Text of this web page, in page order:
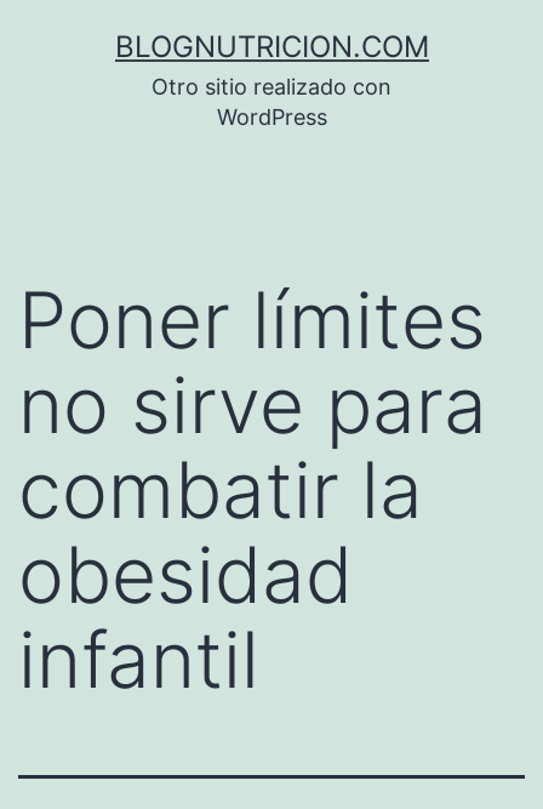
BLOGNUTRICION.COM
Otro sitio realizado con
WordPress
Poner límites
no sirve para
combatir la
obesidad
infantil